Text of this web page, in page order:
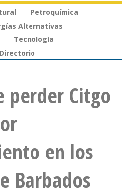
Petroquímica
Alternativas
Tecnología
Directorio
perder Citgo
en los
Barbados